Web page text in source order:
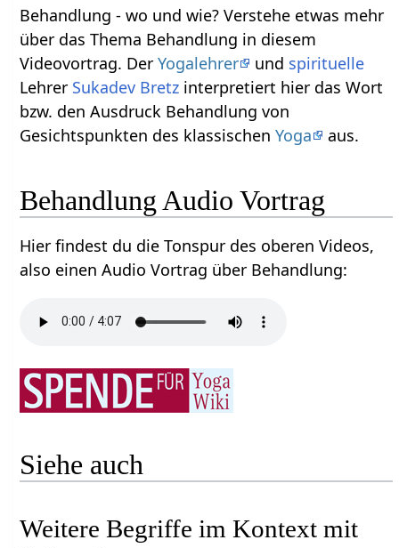
Behandlung‏‎ - wo und wie? Verstehe etwas mehr
über das Thema Behandlung‏‎ in diesem
Videovortrag. DerYogalehrer und spirituelle
Lehrer Sukadev Bretz interpretiert hier das Wort
bzw. den Ausdruck Behandlung‏‎ von
Gesichtspunkten des klassischenYoga aus.
Behandlung‏‎ Audio Vortrag
Hier findest du die Tonspur des oberen Videos,
also einen Audio Vortrag über Behandlung‏‎:
Siehe auch
Weitere Begriffe im Kontext mit